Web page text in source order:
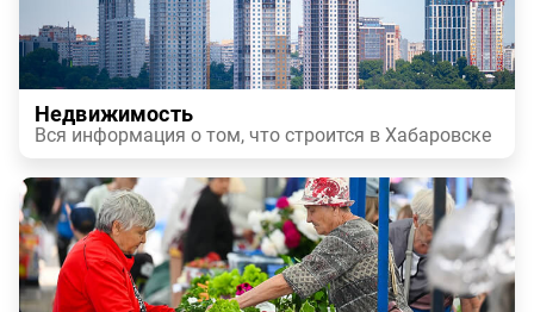
Недвижимость
Вся информация о том, что строится в Хабаровске